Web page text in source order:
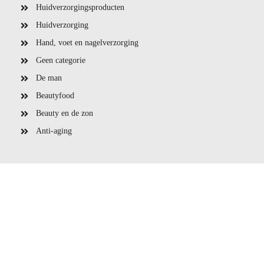
Huidverzorgingsproducten
Huidverzorging
Hand, voet en nagelverzorging
Geen categorie
De man
Beautyfood
Beauty en de zon
Anti-aging